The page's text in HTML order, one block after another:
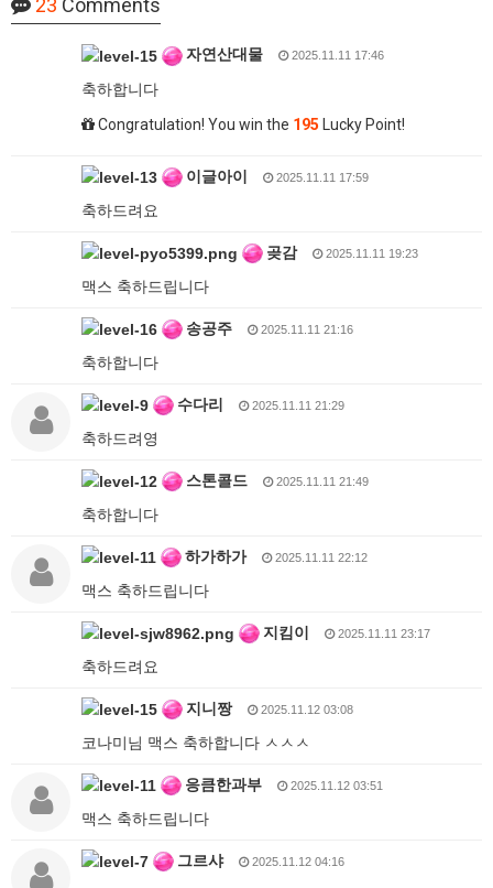
23 Comments
자연산대물 2025.11.11 17:46
축하합니다
Congratulation! You win the 195 Lucky Point!
이글아이 2025.11.11 17:59
축하드려요
곶감 2025.11.11 19:23
맥스 축하드립니다
송공주 2025.11.11 21:16
축하합니다
수다리 2025.11.11 21:29
축하드려영
스톤콜드 2025.11.11 21:49
축하합니다
하가하가 2025.11.11 22:12
맥스 축하드립니다
지킴이 2025.11.11 23:17
축하드려요
지니짱 2025.11.12 03:08
코나미님 맥스 축하합니다 ㅅㅅㅅ
응큼한과부 2025.11.12 03:51
맥스 축하드립니다
그르샤 2025.11.12 04:16